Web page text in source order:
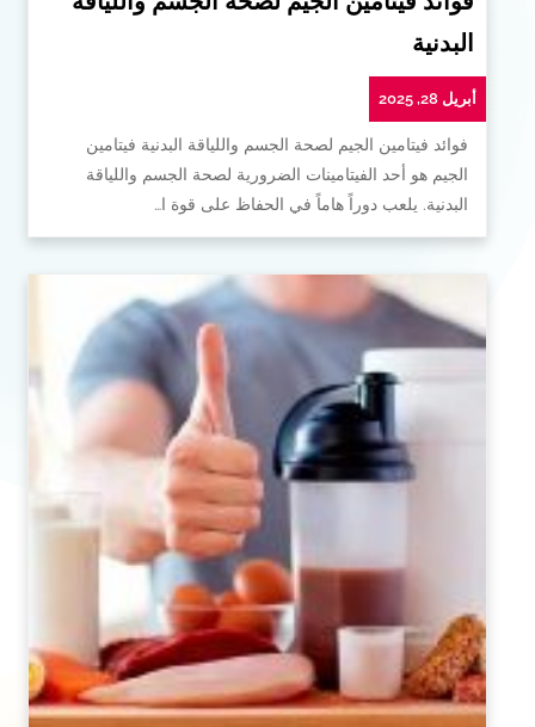
البدنية
أبريل 28, 2025
فوائد فيتامين الجيم لصحة الجسم واللياقة البدنية فيتامين
الجيم هو أحد الفيتامينات الضرورية لصحة الجسم واللياقة
البدنية. يلعب دوراً هاماً في الحفاظ على قوة ا…